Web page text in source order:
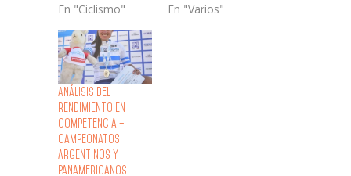
En "Ciclismo" En "Varios"
Análisis del
rendimiento en
competencia –
Campeonatos
Argentinos y
Panamericanos